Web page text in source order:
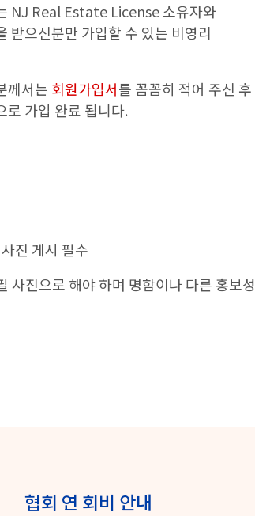
NJ Real Estate License 소유자와
받으신분만 가입할 수 있는 비영리
께서는 회원가입서를 꼼꼼히 적어 주신 후
로 가입 완료 됩니다.
진 게시 필수
사진으로 해야 하며 명함이나 다른 홍보성
협회 연 회비 안내